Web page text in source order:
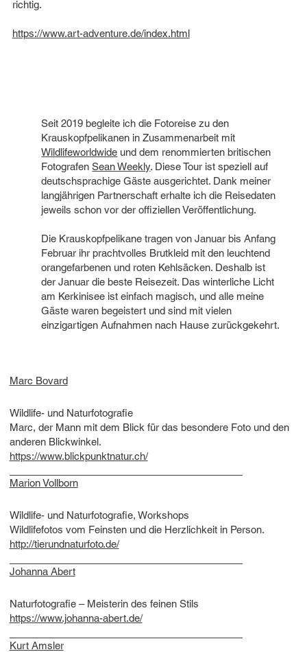
richtig.
https://www.art-adventure.de/index.html
Seit 2019 begleite ich die Fotoreise zu den
Krauskopfpelikanen in Zusammenarbeit mit
Wildlifeworldwide und dem renommierten britischen
FotografenSean Weekly. Diese Tour ist speziell auf
deutschsprachige Gäste ausgerichtet. Dank meiner
langjährigen Partnerschaft erhalte ich die Reisedaten
jeweils schon vor der offiziellen Veröffentlichung.
Die Krauskopfpelikane tragen von Januar bis Anfang
Februar ihr prachtvolles Brutkleid mit den leuchtend
orangefarbenen und roten Kehlsäcken. Deshalb ist
der Januar die beste Reisezeit. Das winterliche Licht
am Kerkinisee ist einfach magisch, und alle meine
Gäste waren begeistert und sind mit vielen
einzigartigen Aufnahmen nach Hause zurückgekehrt.
Marc Bovard
Wildlife- und Naturfotografie
Marc, der Mann mit dem Blick für das besondere Foto und den
anderen Blickwinkel.
https://www.blickpunktnatur.ch/
Marion Vollborn
Wildlife- und Naturfotografie, Workshops
Wildlifefotos vom Feinsten und die Herzlichkeit in Person.
http://tierundnaturfoto.de/
Johanna Abert
Naturfotografie – Meisterin des feinen Stils
https://www.johanna-abert.de/
Kurt Amsler